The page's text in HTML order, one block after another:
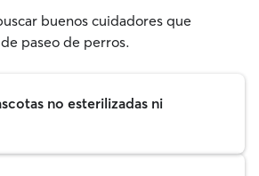
buenos cuidadores que
paseo de perros.
no esterilizadas ni